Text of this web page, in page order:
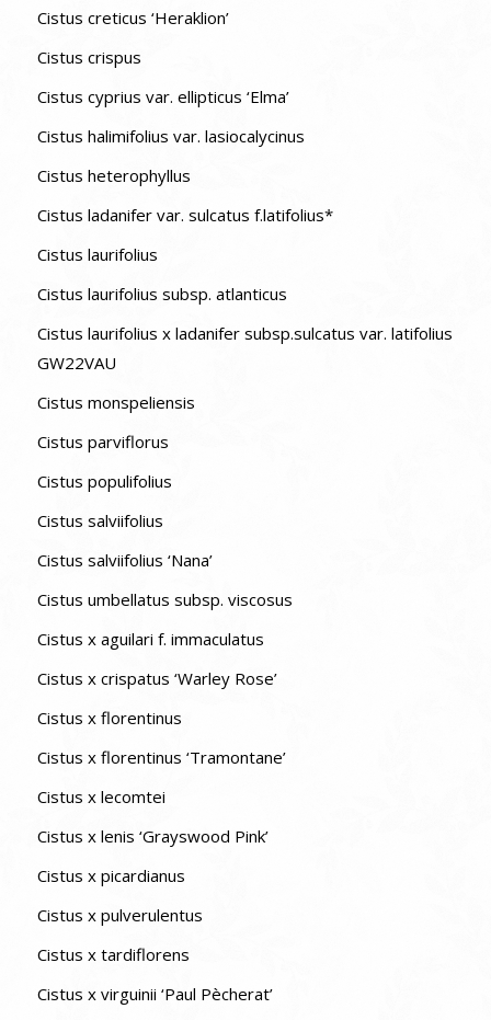
Cistus creticus ‘Heraklion’
Cistus crispus
Cistus cyprius var. ellipticus ‘Elma’
Cistus halimifolius var. lasiocalycinus
Cistus heterophyllus
Cistus ladanifer var. sulcatus f.latifolius*
Cistus laurifolius
Cistus laurifolius subsp. atlanticus
Cistus laurifolius x ladanifer subsp.sulcatus var. latifolius
GW22VAU
Cistus monspeliensis
Cistus parviflorus
Cistus populifolius
Cistus salviifolius
Cistus salviifolius ‘Nana’
Cistus umbellatus subsp. viscosus
Cistus x aguilari f. immaculatus
Cistus x crispatus ‘Warley Rose’
Cistus x florentinus
Cistus x florentinus ‘Tramontane’
Cistus x lecomtei
Cistus x lenis ‘Grayswood Pink’
Cistus x picardianus
Cistus x pulverulentus
Cistus x tardiflorens
Cistus x virguinii ‘Paul Pècherat’